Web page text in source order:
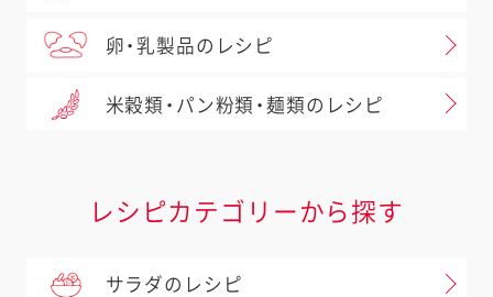
卵・乳製品のレシピ
米穀類・パン粉類・麺類のレシピ
レシピカテゴリーから探す
サラダのレシピ